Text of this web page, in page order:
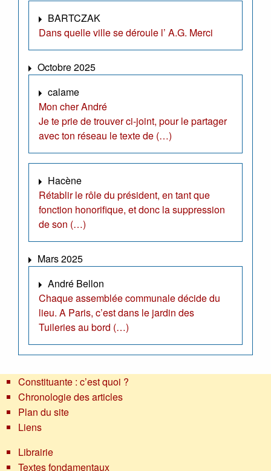
BARTCZAK
Dans quelle ville se déroule l’ A.G. Merci
Octobre 2025
calame
Mon cher André
Je te prie de trouver ci-joint, pour le partager
avec ton réseau le texte de (…)
Hacène
Rétablir le rôle du président, en tant que
fonction honorifique, et donc la suppression
de son (…)
Mars 2025
André Bellon
Chaque assemblée communale décide du
lieu. A Paris, c’est dans le jardin des
Tuileries au bord (…)
Constituante : c’est quoi ?
Chronologie des articles
Plan du site
Liens
Librairie
Textes fondamentaux